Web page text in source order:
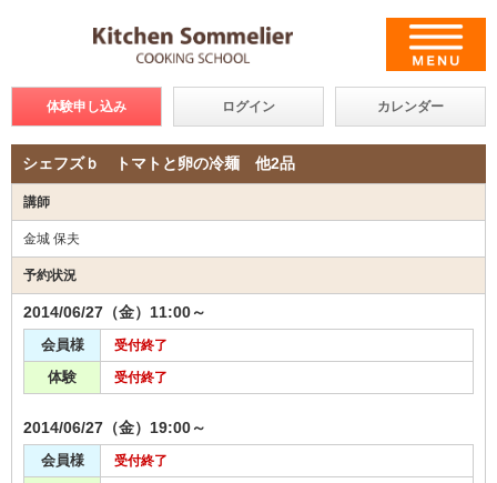
体験申し込み ログイン カレンダー
シェフズｂ トマトと卵の冷麺 他2品
講師
金城 保夫
予約状況
2014/06/27（金）11:00～
会員様 受付終了
体験 受付終了
2014/06/27（金）19:00～
会員様 受付終了